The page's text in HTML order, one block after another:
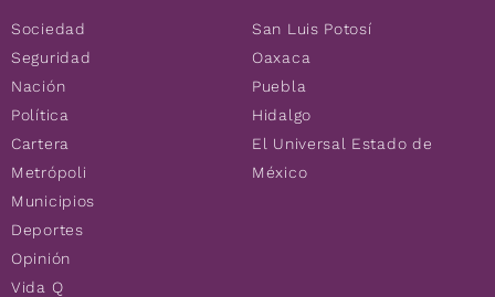
Sociedad
Seguridad
Nación
Política
Cartera
Metrópoli
Municipios
Deportes
Opinión
Vida Q
San Luis Potosí
Oaxaca
Puebla
Hidalgo
El Universal Estado de
México